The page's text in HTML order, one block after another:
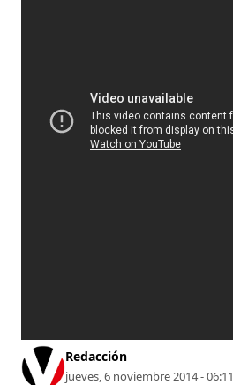
Redacción
jueves, 6 noviembre 2014 - 06:11